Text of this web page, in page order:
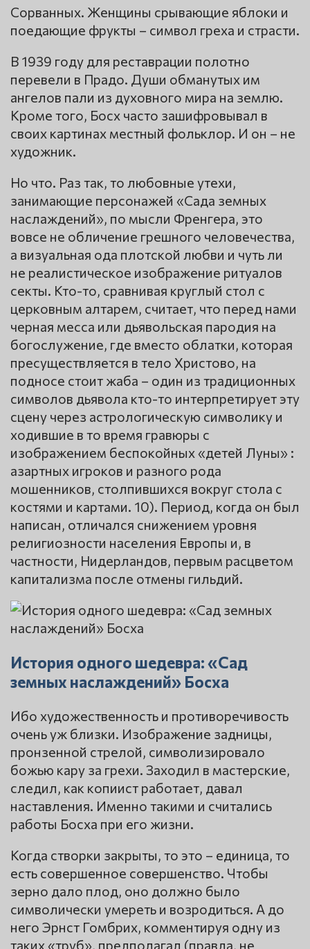
Сорванных. Женщины срывающие яблоки и
поедающие фрукты – символ греха и страсти.
В 1939 году для реставрации полотно
перевели в Прадо. Души обманутых им
ангелов пали из духовного мира на землю.
Кроме того, Босх часто зашифровывал в
своих картинах местный фольклор. И он – не
художник.
Но что. Раз так, то любовные утехи,
занимающие персонажей «Сада земных
наслаждений», по мысли Френгера, это
вовсе не обличение грешного человечества,
а визуальная ода плотской любви и чуть ли
не реалистическое изображение ритуалов
секты. Кто-то, сравнивая круглый стол с
церковным алтарем, считает, что перед нами
черная месса или дьявольская пародия на
богослужение, где вместо облатки, которая
пресуществляется в тело Христово, на
подносе стоит жаба – один из традиционных
символов дьявола кто-то интерпретирует эту
сцену через астрологическую символику и
ходившие в то время гравюры с
изображением беспокойных «детей Луны» :
азартных игроков и разного рода
мошенников, столпившихся вокруг стола с
костями и картами. 10). Период, когда он был
написан, отличался снижением уровня
религиозности населения Европы и, в
частности, Нидерландов, первым расцветом
капитализма после отмены гильдий.
История одного шедевра: «Сад
земных наслаждений» Босха
Ибо художественность и противоречивость
очень уж близки. Изображение задницы,
пронзенной стрелой, символизировало
божью кару за грехи. Заходил в мастерские,
следил, как копиист работает, давал
наставления. Именно такими и считались
работы Босха при его жизни.
Когда створки закрыты, то это – единица, то
есть совершенное совершенство. Чтобы
зерно дало плод, оно должно было
символически умереть и возродиться. А до
него Эрнст Гомбрих, комментируя одну из
таких «труб», предполагал (правда, не